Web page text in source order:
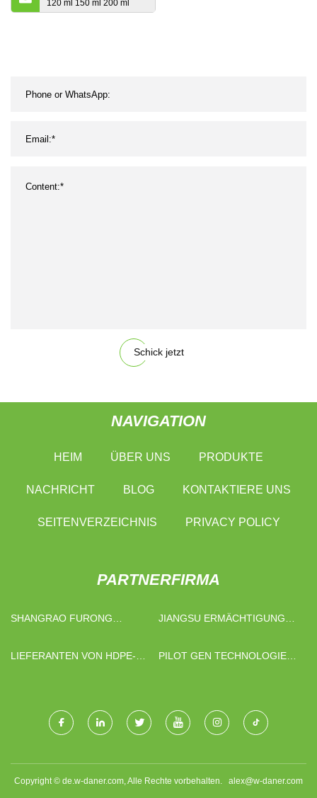
120 ml 150 ml 200 ml
Kosmetische
Schick jetzt
NAVIGATION
HEIM ÜBER UNS PRODUKTE
NACHRICHT BLOG KONTAKTIERE UNS
SEITENVERZEICHNIS PRIVACY POLICY
PARTNERFIRMA
SHANGRAO FURONG
CO., LTD.
JIANGSU ERMÄCHTIGUNG
TECHNOLOGIE CO., LTD.
LIEFERANTEN VON HDPE-
PILOT GEN TECHNOLOGIE
Copyright © de.w-daner.com, Alle Rechte vorbehalten. alex@w-daner.com